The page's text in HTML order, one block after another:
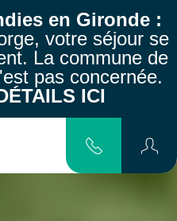
en Gironde :
votre séjour se
La commune de
pas concernée.
ICI